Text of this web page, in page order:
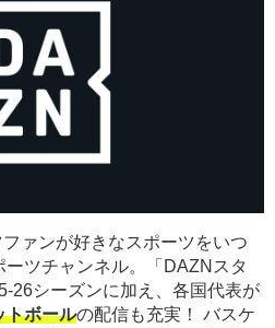
ァンが好きなスポーツをいつ
ツチャンネル。「DAZNスタ
26シーズンに加え、各国代表が
トボールの配信も充実！ バスケ